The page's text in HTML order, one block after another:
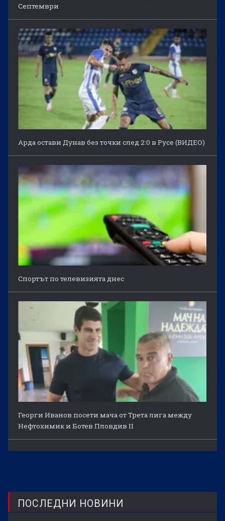
Септември
Арда остави Дунав без точки след 2:0 в Русе (ВИДЕО)
Спортът по телевизията днес
Георги Иванов посети мача от Трета лига между
Нефтохимик и Ботев Пловдив II
ПОСЛЕДНИ НОВИНИ